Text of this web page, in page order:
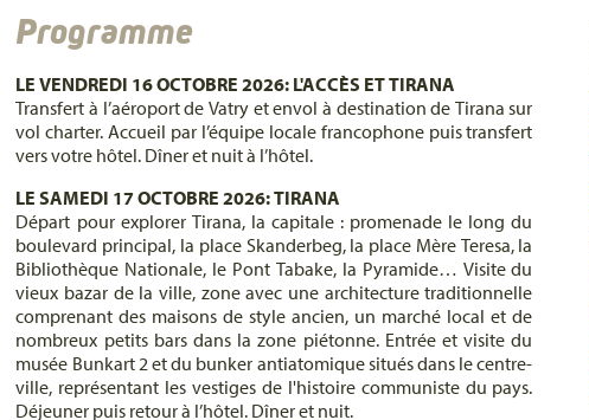
Programme
LE VENDREDI 16 OCTOBRE 2026: L'ACCÈS ET TIRANA
Transfert à l’aéroport de Vatry et envol à destination de Tirana sur
vol charter. Accueil par l’équipe locale francophone puis transfert
vers votre hôtel. Dîner et nuit à l’hôtel.
LE SAMEDI 17 OCTOBRE 2026: TIRANA
Départ pour explorer Tirana, la capitale : promenade le long du
boulevard principal, la place Skanderbeg, la place Mère Teresa, la
Bibliothèque Nationale, le Pont Tabake, la Pyramide… Visite du
vieux bazar de la ville, zone avec une architecture traditionnelle
comprenant des maisons de style ancien, un marché local et de
nombreux petits bars dans la zone piétonne. Entrée et visite du
musée Bunkart 2 et du bunker antiatomique situés dans le centre-
ville, représentant les vestiges de l'histoire communiste du pays.
Déjeuner puis retour à l’hôtel. Dîner et nuit.